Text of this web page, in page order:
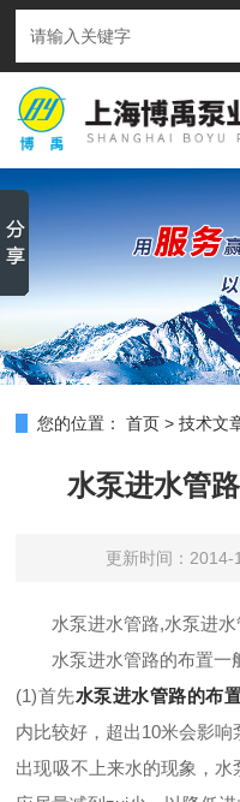
您的位置： 首页 >技术文
水泵进水管
更新时间：2014-
水泵进水管路,水泵进
水泵进水管路的布置一
(1)首先水泵进水管路的布
内比较好，超出10米会影
出现吸不上来水的现象，